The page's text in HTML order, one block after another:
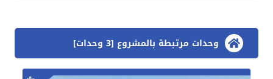
وحدات مرتبطة بالمشروع [3 وحدات]